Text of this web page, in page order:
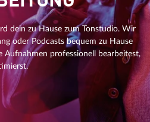
dein zu Hause zum Tonstudio. Wir
oder Podcasts bequem zu Hause
Aufnahmen professionell bearbeitest,